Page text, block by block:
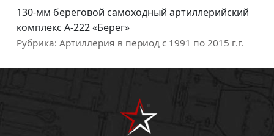
130-мм береговой самоходный артиллерийский
комплекс А-222 «Берег»
Рубрика:Артиллерия в период с 1991 по 2015 г.г.